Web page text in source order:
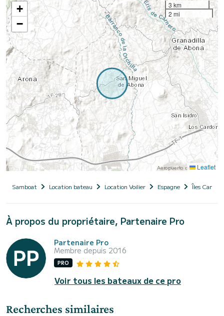
+
−
3 km
2 mi
Leaflet
Samboat Location bateau Location Voilier Espagne Îles
À propos du propriétaire, Partenaire Pro
Partenaire Pro
Membre depuis 2016
PRO
Voir tous les bateaux de ce pro
Recherches similaires